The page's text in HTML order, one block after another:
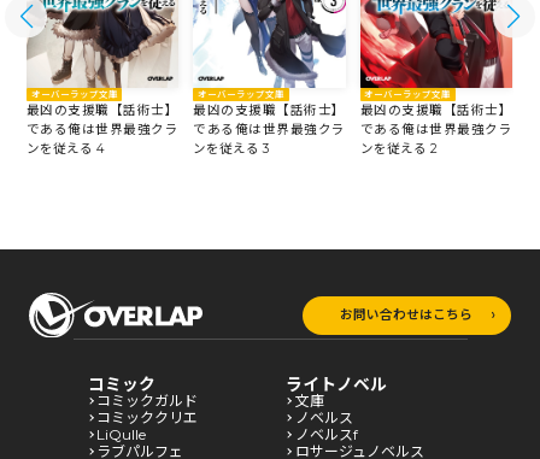
オーバーラップ文庫
最凶の支援職【話術士】
である俺は世界最強クラ
ンを従える 4
オーバーラップ文庫
最凶の支援職【話術士】
である俺は世界最強クラ
ンを従える 3
オーバーラップ文庫
最凶の支援職【話術士】
である俺は世界最強クラ
ンを従える 2
お問い合わせはこちら
コミック
コミックガルド
コミッククリエ
LiQulle
ラブパルフェ
ライトノベル
文庫
ノベルス
ノベルスf
ロサージュノベルス